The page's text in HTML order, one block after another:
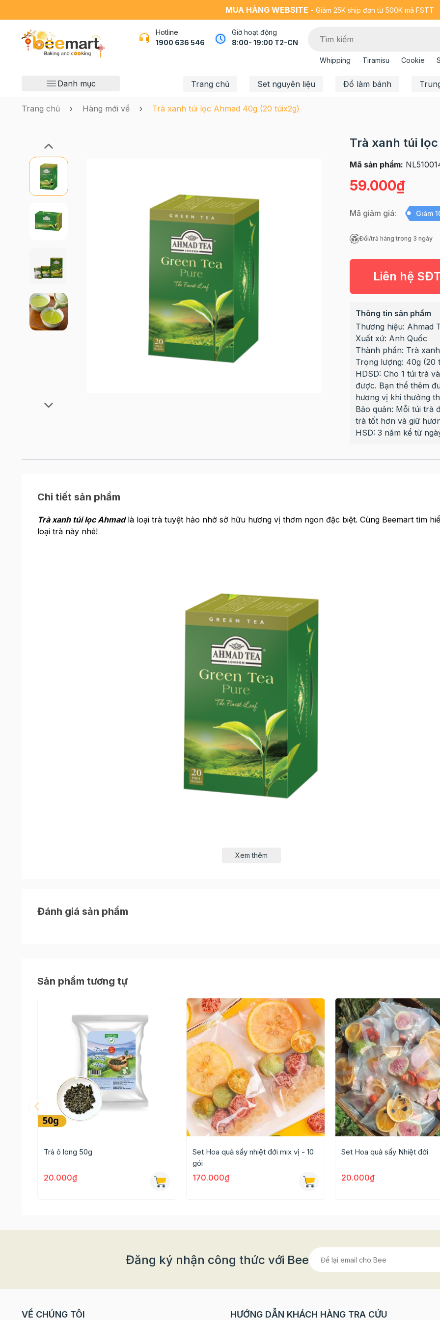
MUA HÀNG WEBSITE - Giảm 25K ship đơn từ 500K mã FSTT
Hotline
1900 636 546
Giờ hoạt động
8:00- 19:00 T2-CN
Whipping Tiramisu Cookie
Danh mục Trang chủ Set nguyên liệu Đồ làm bánh
Trang chủ Hàng mới về Trà xanh túi lọc Ahmad 40g (20 túix2g)
Trà xanh túi
Mã sản phẩm:
59.000₫
Mã giảm giá: Giảm
Đổi/trả hàng trong 3 ngày
Liên hệ
Thông tin sản phẩm
Thương hiệu: Ahmad
Xuất xứ: Anh Quốc
Thành phần: Trà
Trọng lượng: 40g (20
HDSD: Cho 1 túi trà
được. Bạn thể thêm
hương vị khi thưởng
Bảo quản: Mỗi túi trà
trà tốt hơn và giữ
HSD: 3 năm kể từ
Chi tiết sản phẩm
Trà xanh túi lọc Ahmadlà loại trà tuyệt hảo nhờ sở hữu hương vị thơm ngon đặc biệt. Cùng Beemart tìm
loại trà này nhé!
hàng những trải nghiệm tốt nhất cho khách hàng. Đến năm 2000 thương hiệu này đã trở thành một trong
hiệu trà đứng đầu châu Á và đến năm 2003 đã có mặt ở 68 nước trên toàn thế giới.
nên nước trà vẫn giữ được màu vàng xanh thuần khiết độc đáo.
Hương vị thơm ngọt, hơi chát nhẹ của trà tạo nên cảm giác thư giãn cho người thưởng thức. Trà xanh là
Đặc biệt thiết kế túi lọc cùng gói thiếc giúp bạn tiết kiệm thời gian pha chế và dễ dàng bảo quản hơn rất
Xem thêm
Đánh giá sản phẩm
Sản phẩm tương tự
Trà ô long 50g
20.000₫
Set Hoa quả sấy nhiệt đới mix vị - 10
gói
170.000₫
Set Hoa quả sấy Nhiệt đới
20.000₫
Đăng ký nhận công thức với Bee
VỀ CHÚNG TÔI HƯỚNG DẪN KHÁCH HÀNG TRA CỨU